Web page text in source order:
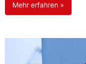
Mehr erfahren »